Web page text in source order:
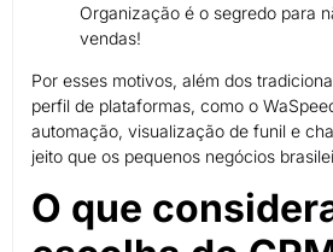
Organização é o segredo para
vendas!
Por esses motivos, além dos
perfil de plataformas, como o
automação, visualização de funil e
jeito que os pequenos negócios
O que